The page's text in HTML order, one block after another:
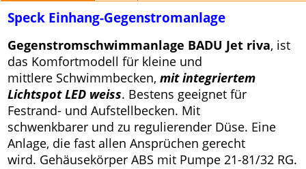
Speck Einhang-Gegenstromanlage
Gegenstromschwimmanlage BADU Jet riva, ist
das Komfortmodell für kleine und
mittlere Schwimmbecken, mit integriertem
Lichtspot LED weiss. Bestens geeignet für
Festrand- und Aufstellbecken. Mit
schwenkbarer und zu regulierender Düse. Eine
Anlage, die fast allen Ansprüchen gerecht
wird. Gehäusekörper ABS mit Pumpe 21-81/32 RG.